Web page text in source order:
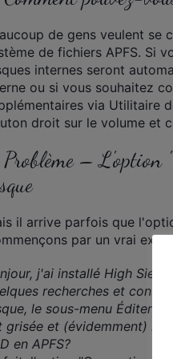
de gens veulent se
de fichiers APFS. Si
internes seront
ou si vous souhaitez
via Utilitaire
droit sur le volume et
Problème – L'option
il arrive parfois que
par un vrai
j'ai installé High
recherches et
le sous-menu Éditer
grisée et (évidemment)
en APFS?